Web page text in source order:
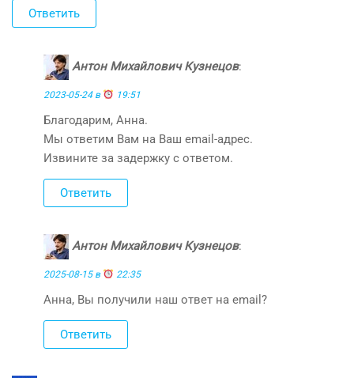
Ответить
Антон Михайлович Кузнецов:
2023-05-24 в 19:51
Благодарим, Анна.
Мы ответим Вам на Ваш email-адрес.
Извините за задержку с ответом.
Ответить
Антон Михайлович Кузнецов:
2025-08-15 в 22:35
Анна, Вы получили наш ответ на email?
Ответить